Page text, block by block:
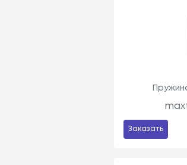
Заказать